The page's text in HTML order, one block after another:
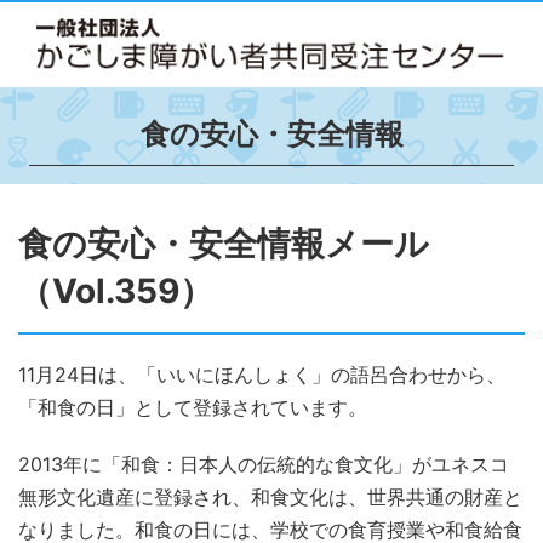
食の安心・安全情報
食の安心・安全情報メール
（Vol.359）
11月24日は、「いいにほんしょく」の語呂合わせから、
「和食の日」として登録されています。
2013年に「和食：日本人の伝統的な食文化」がユネスコ
無形文化遺産に登録され、和食文化は、世界共通の財産と
なりました。和食の日には、学校での食育授業や和食給食